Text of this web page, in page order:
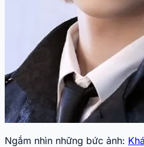
Ngắm nhìn những bức ảnh: